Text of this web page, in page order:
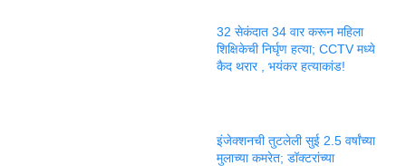
32 सेकंदात 34 वार करून महिला
शिक्षिकेची निर्घृण हत्या; CCTV मध्ये
कैद थरार , भयंकर हत्याकांड!
इंजेक्शनची तुटलेली सुई 2.5 वर्षांच्या
मुलाच्या कमरेत; डॉक्टरांच्या